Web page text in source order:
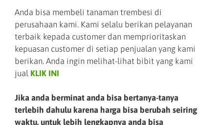
Anda bisa membeli tanaman trembesi di
perusahaan kami. Kami selalu berikan pelayanan
terbaik kepada customer dan memprioritaskan
kepuasan customer di setiap penjualan yang kami
berikan. Anda ingin melihat-lihat bibit yang kami
jual KLIK INI
Jika anda berminat anda bisa bertanya-tanya
terlebih dahulu karena harga bisa berubah seiring
waktu, untuk lebih lengkapnya anda bisa